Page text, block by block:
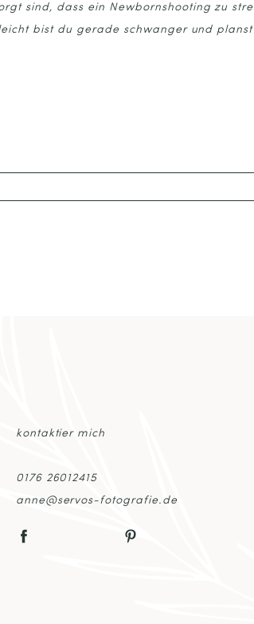
sind, dass ein Newbornshooting zu
bist du gerade schwanger und
kontaktier mich
0176 26012415
anne@servos-fotografie.de